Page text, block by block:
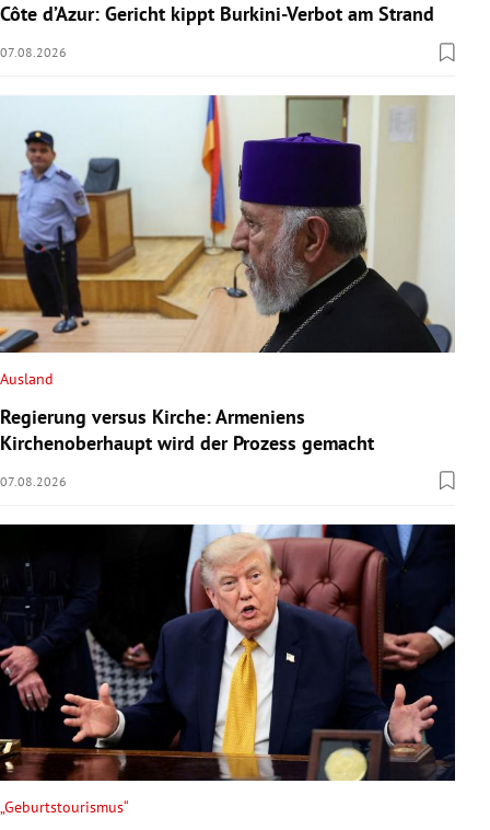
Côte d’Azur: Gericht kippt Burkini-Verbot am Strand
07.08.2026
Ausland
Regierung versus Kirche: Armeniens
Kirchenoberhaupt wird der Prozess gemacht
07.08.2026
„Geburtstourismus“